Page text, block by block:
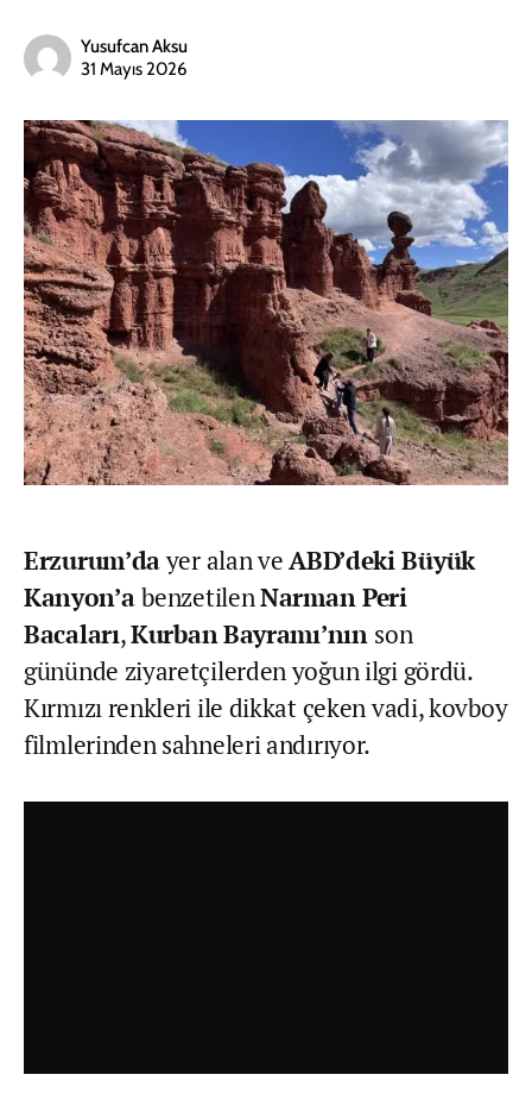
Yusufcan Aksu
31 Mayıs 2026
Erzurum’dayer alan veABD’deki Büyük
Kanyon’abenzetilenNarman Peri
Bacaları,KurbanBayramı’nın son
gününde ziyaretçilerden yoğun ilgi gördü.
Kırmızı renkleri ile dikkat çeken vadi, kovboy
filmlerinden sahneleri andırıyor.